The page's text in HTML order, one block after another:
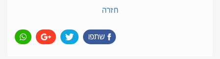
חזרה
שתפו